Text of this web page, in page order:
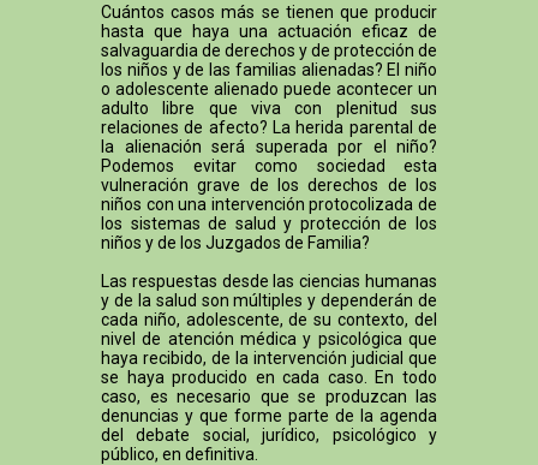
Cuántos casos más se tienen que producir
hasta que haya una actuación eficaz de
salvaguardia de derechos y de protección de
los niños y de las familias alienadas? El niño
o adolescente alienado puede acontecer un
adulto libre que viva con plenitud sus
relaciones de afecto? La herida parental de
la alienación será superada por el niño?
Podemos evitar como sociedad esta
vulneración grave de los derechos de los
niños con una intervención protocolizada de
los sistemas de salud y protección de los
niños y de los Juzgados de Familia?
Las respuestas desde las ciencias humanas
y de la salud son múltiples y dependerán de
cada niño, adolescente, de su contexto, del
nivel de atención médica y psicológica que
haya recibido, de la intervención judicial que
se haya producido en cada caso. En todo
caso, es necesario que se produzcan las
denuncias y que forme parte de la agenda
del debate social, jurídico, psicológico y
público, en definitiva.